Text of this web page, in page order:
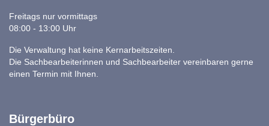
Freitags nur vormittags
08:00 - 13:00 Uhr
Die Verwaltung hat keine Kernarbeitszeiten.
Die Sachbearbeiterinnen und Sachbearbeiter vereinbaren gerne
einen Termin mit Ihnen.
Bürgerbüro